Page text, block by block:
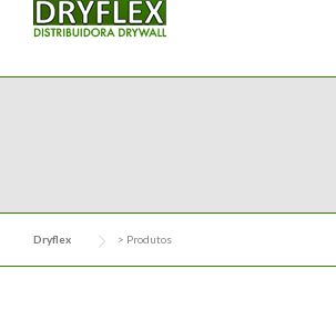
Dryflex > Produtos